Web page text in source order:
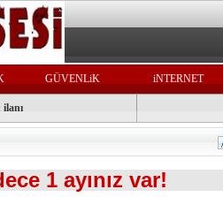
GÜVENLiK iNTERNET
1 ayınız var!